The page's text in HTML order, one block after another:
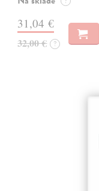
31,04 €
32,00 € ?